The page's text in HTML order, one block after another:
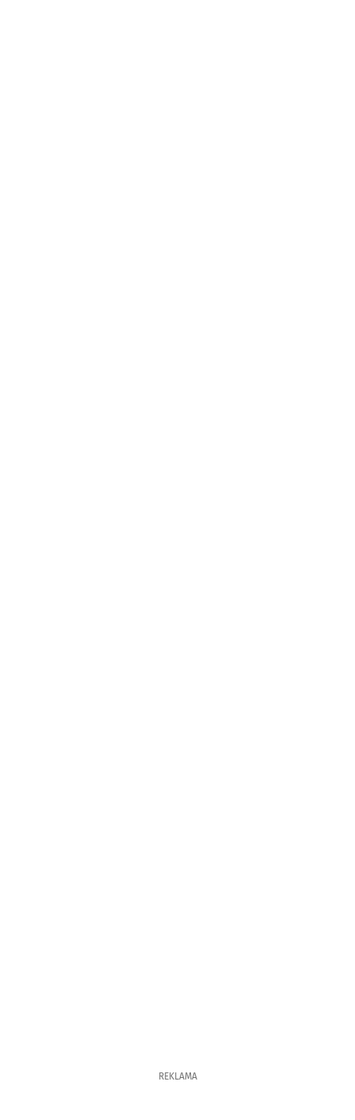
REKLAMA